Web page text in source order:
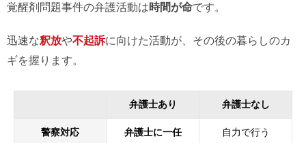
覚醒剤問題事件の弁護活動は時間が命です。
迅速な釈放や不起訴に向けた活動が、その後の暮らしのカ
ギを握ります。
弁護士あり 弁護士なし
警察対応 弁護士に一任 自力で行う